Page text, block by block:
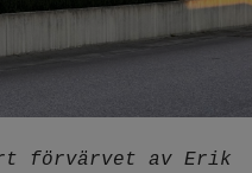
förvärvet av Erik